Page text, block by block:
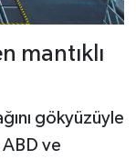
mantıklı
gökyüzüyle
ve